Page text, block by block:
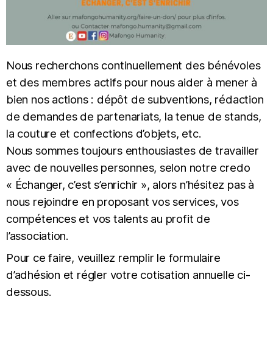
Nous recherchons continuellement des bénévoles
et des membres actifs pour nous aider à mener à
bien nos actions : dépôt de subventions, rédaction
de demandes de partenariats, la tenue de stands,
la couture et confections d’objets, etc.
Nous sommes toujours enthousiastes de travailler
avec de nouvelles personnes, selon notre credo
« Échanger, c’est s’enrichir », alors n’hésitez pas à
nous rejoindre en proposant vos services, vos
compétences et vos talents au profit de
l’association.
Pour ce faire, veuillez remplir le formulaire
d’adhésion et régler votre cotisation annuelle ci-
dessous.